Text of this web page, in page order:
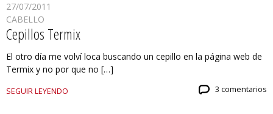
27/07/2011
CABELLO
Cepillos Termix
El otro día me volví loca buscando un cepillo en la página web de
Termix y no por que no […]
SEGUIR LEYENDO 3 comentarios